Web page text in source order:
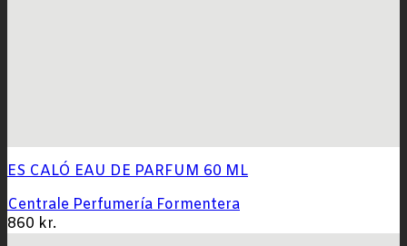
ES CALÓ EAU DE PARFUM 60 ML
Centrale Perfumería Formentera
860 kr.